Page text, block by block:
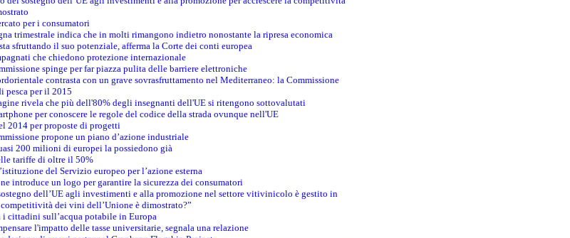
per i consumatori
trimestrale indica che in molti rimangono indietro nonostante la ripresa economica
sfruttando il suo potenziale, afferma la Corte dei conti europea
che chiedono protezione internazionale
spinge per far piazza pulita delle barriere elettroniche
contrasta con un grave sovrasfruttamento nel Mediterraneo: la Commissione
pesca per il 2015
rivela che più dell'80% degli insegnanti dell'UE si ritengono sottovalutati
per conoscere le regole del codice della strada ovunque nell'UE
2014 per proposte di progetti
propone un piano d’azione industriale
200 milioni di europei la possiedono già
tariffe di oltre il 50%
del Servizio europeo per l’azione esterna
introduce un logo per garantire la sicurezza dei consumatori
dell’UE agli investimenti e alla promozione nel settore vitivinicolo è gestito in
dei vini dell’Unione è dimostrato?”
i cittadini sull’acqua potabile in Europa
l'impatto delle tasse universitarie, segnala una relazione